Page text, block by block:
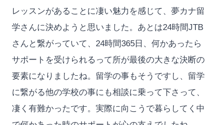
レッスンがあることに凄い魅力を感じて、夢カナ留
学さんに決めようと思いました。あとは24時間JTB
さんと繋がっていて、24時間365日、何かあったら
サポートを受けられるって所が最後の大きな決断の
要素になりましたね。留学の事もそうですし、留学
に繋がる他の学校の事にも相談に乗って下さって、
凄く有難かったです。実際に向こうで暮らしてく中